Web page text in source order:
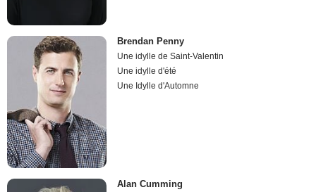
Brendan Penny
Une idylle de Saint-Valentin
Une idylle d'été
Une Idylle d'Automne
Alan Cumming